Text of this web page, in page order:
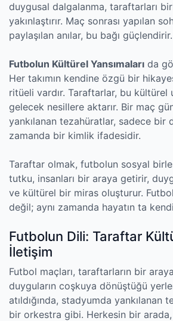
duygusal dalgalanma, taraftarları
yakınlaştırır. Maç sonrası yapılan
paylaşılan anılar, bu bağı güçlendirir.
Futbolun Kültürel Yansımaları da
Her takımın kendine özgü bir
ritüeli vardır. Taraftarlar, bu kültürel
gelecek nesillere aktarır. Bir maç
yankılanan tezahüratlar, sadece bir
zamanda bir kimlik ifadesidir.
Taraftar olmak, futbolun sosyal
tutku, insanları bir araya getirir,
ve kültürel bir miras oluşturur.
değil; aynı zamanda hayatın ta
Futbolun Dili: Taraftar
İletişim
Futbol maçları, taraftarların bir
duyguların coşkuya dönüştüğü
atıldığında, stadyumda yankılanan
bir orkestra gibi. Herkesin bir arada,